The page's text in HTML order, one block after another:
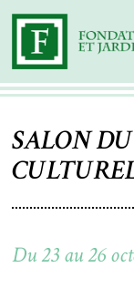
SALON
Du 23 au 26